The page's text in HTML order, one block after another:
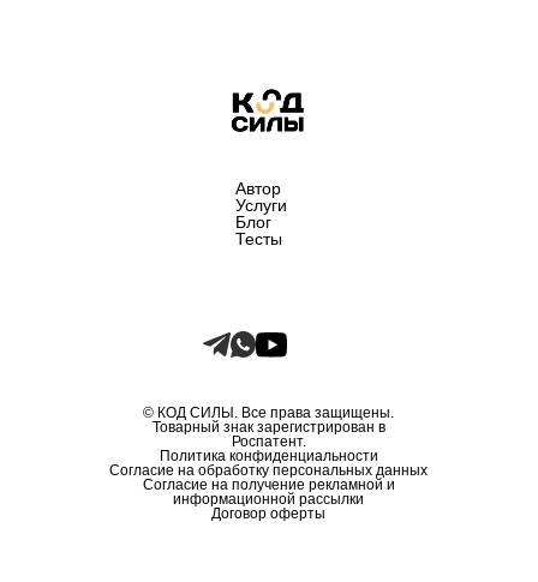
Автор
Услуги
Блог
Тесты
© КОД СИЛЫ. Все права защищены.
Товарный знак зарегистрирован в
Роспатент.
Политика конфиденциальности
Согласие на обработку персональных данных
Согласие на получение рекламной и
информационной рассылки
Договор оферты